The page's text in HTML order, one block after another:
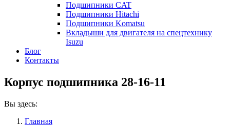
Подшипники CAT
Подшипники Hitachi
Подшипники Komatsu
Вкладыши для двигателя на спецтехнику
Isuzu
Блог
Контакты
Корпус подшипника 28-16-11
Вы здесь:
Главная